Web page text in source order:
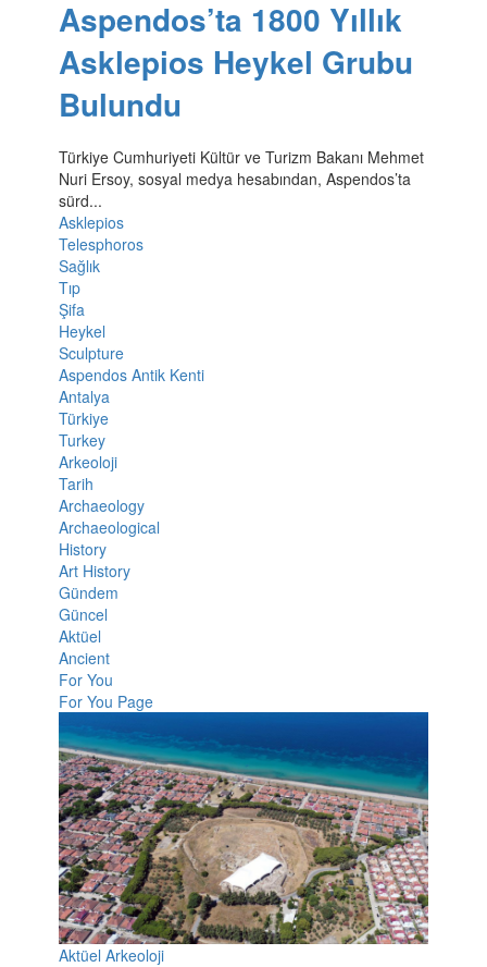
Aspendos’ta 1800 Yıllık
Asklepios Heykel Grubu
Bulundu
Türkiye Cumhuriyeti Kültür ve Turizm Bakanı Mehmet
Nuri Ersoy, sosyal medya hesabından, Aspendos’ta
sürd...
Asklepios
Telesphoros
Sağlık
Tıp
Şifa
Heykel
Sculpture
Aspendos Antik Kenti
Antalya
Türkiye
Turkey
Arkeoloji
Tarih
Archaeology
Archaeological
History
Art History
Gündem
Güncel
Aktüel
Ancient
For You
For You Page
Aktüel Arkeoloji